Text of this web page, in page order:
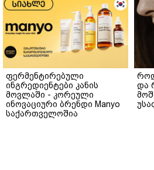
ფერმენტირებული
ინგრედიენტები კანის
მოვლაში - კორეული
ინოვაციური ბრენდი Manyo
საქართველოშია
და